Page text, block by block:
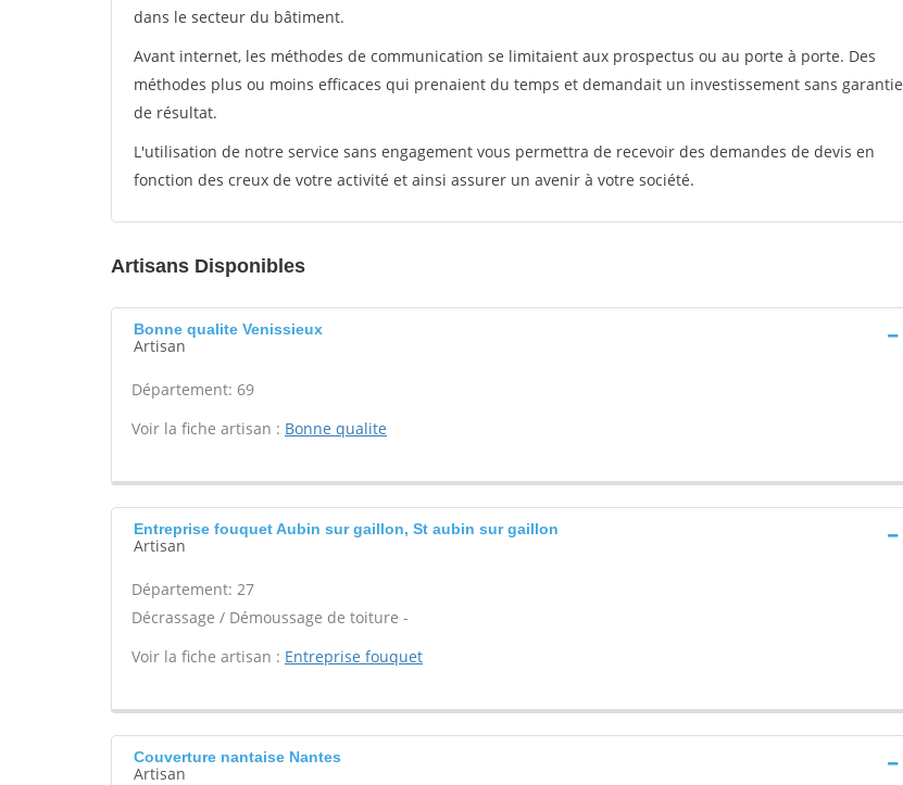
dans le secteur du bâtiment.
Avant internet, les méthodes de communication se limitaient aux prospectus ou au porte à porte. Des
méthodes plus ou moins efficaces qui prenaient du temps et demandait un investissement sans garantie
de résultat.
L'utilisation de notre service sans engagement vous permettra de recevoir des demandes de devis en
fonction des creux de votre activité et ainsi assurer un avenir à votre société.
Artisans Disponibles
Bonne qualite Venissieux
Artisan
Département: 69
Voir la fiche artisan : Bonne qualite
Entreprise fouquet Aubin sur gaillon, St aubin sur gaillon
Artisan
Département: 27
Décrassage / Démoussage de toiture -
Voir la fiche artisan : Entreprise fouquet
Couverture nantaise Nantes
Artisan